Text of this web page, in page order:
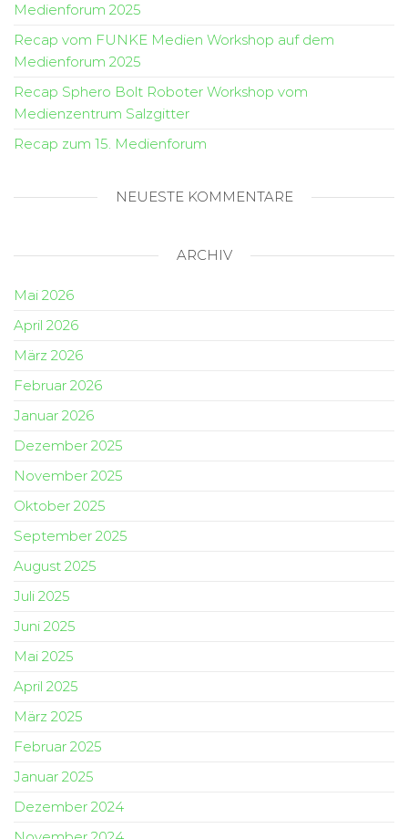
Medienforum 2025
Recap vom FUNKE Medien Workshop auf dem
Medienforum 2025
Recap Sphero Bolt Roboter Workshop vom
Medienzentrum Salzgitter
Recap zum 15. Medienforum
NEUESTE KOMMENTARE
ARCHIV
Mai 2026
April 2026
März 2026
Februar 2026
Januar 2026
Dezember 2025
November 2025
Oktober 2025
September 2025
August 2025
Juli 2025
Juni 2025
Mai 2025
April 2025
März 2025
Februar 2025
Januar 2025
Dezember 2024